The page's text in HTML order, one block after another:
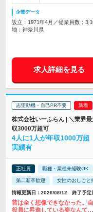
企業データ
設立：1971年4月／従業員数：
地：神奈川県
求人詳細を見る
志望動機・自己PR不要
株式会社いーふらん | ＼業界
収3000万超可
4人に1人が年収1000万超
実績有
正社員 職種・業種未経験OK
第二新卒歓迎 女性のおしごと
情報更新日：2026/06/12 終了予定
昔は全く想像できなかった。
役員に昇進している姿なんて…